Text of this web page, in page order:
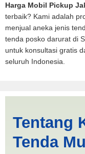
Harga Mobil Pickup
terbaik? Kami adalah
menjual aneka jenis
tenda posko darurat di
untuk konsultasi gratis
seluruh Indonesia.
MURAH
Tentang
Tenda